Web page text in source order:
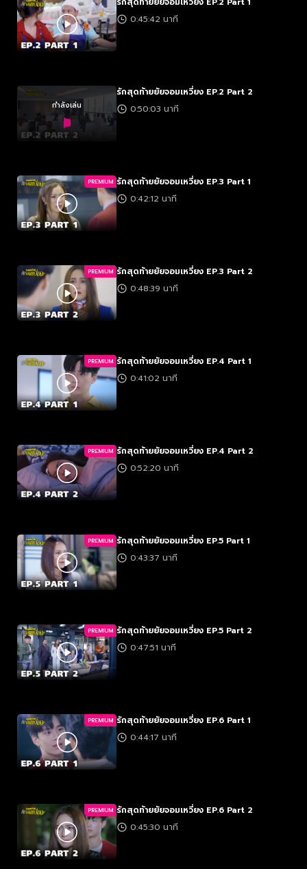
0:45:42 นาที
กำลังเล่น
รักสุดท้ายยัยจอมเหวี่ยง EP.2 Part 2
0:50:03 นาที
PREMIUM รักสุดท้ายยัยจอมเหวี่ยง EP.3 Part 1
0:42:12 นาที
PREMIUM รักสุดท้ายยัยจอมเหวี่ยง EP.3 Part 2
0:48:39 นาที
PREMIUM รักสุดท้ายยัยจอมเหวี่ยง EP.4 Part 1
0:41:02 นาที
PREMIUM รักสุดท้ายยัยจอมเหวี่ยง EP.4 Part 2
0:52:20 นาที
PREMIUM รักสุดท้ายยัยจอมเหวี่ยง EP.5 Part 1
0:43:37 นาที
PREMIUM รักสุดท้ายยัยจอมเหวี่ยง EP.5 Part 2
0:47:51 นาที
PREMIUM รักสุดท้ายยัยจอมเหวี่ยง EP.6 Part 1
0:44:17 นาที
PREMIUM รักสุดท้ายยัยจอมเหวี่ยง EP.6 Part 2
0:45:30 นาที